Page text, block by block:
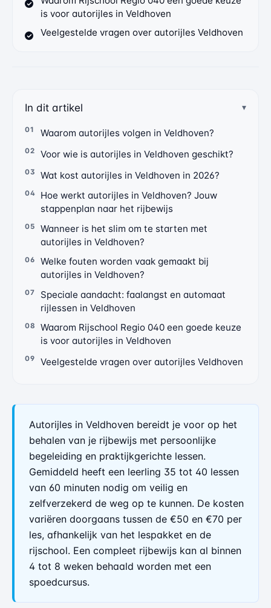
is voor autorijles in Veldhoven
Veelgestelde vragen over autorijles Veldhoven
In dit artikel
Waarom autorijles volgen in Veldhoven?
Voor wie is autorijles in Veldhoven geschikt?
Wat kost autorijles in Veldhoven in 2026?
Hoe werkt autorijles in Veldhoven? Jouw
stappenplan naar het rijbewijs
Wanneer is het slim om te starten met
autorijles in Veldhoven?
Welke fouten worden vaak gemaakt bij
autorijles in Veldhoven?
Speciale aandacht: faalangst en automaat
rijlessen in Veldhoven
Waarom Rijschool Regio 040 een goede keuze
is voor autorijles in Veldhoven
Veelgestelde vragen over autorijles Veldhoven
Autorijles in Veldhoven bereidt je voor op het
behalen van je rijbewijs met persoonlijke
begeleiding en praktijkgerichte lessen.
Gemiddeld heeft een leerling 35 tot 40 lessen
van 60 minuten nodig om veilig en
zelfverzekerd de weg op te kunnen. De kosten
variëren doorgaans tussen de €50 en €70 per
les, afhankelijk van het lespakket en de
rijschool. Een compleet rijbewijs kan al binnen
4 tot 8 weken behaald worden met een
spoedcursus.